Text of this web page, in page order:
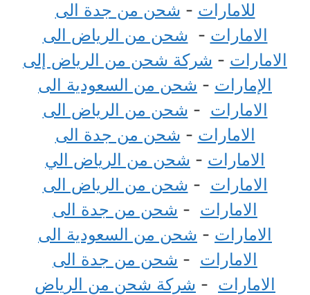
للامارات - شحن من جدة الى
الامارات - شحن من الرياض الى
الامارات - شركة شحن من الرياض إلى
الإمارات - شحن من السعودية الى
الامارات - شحن من الرياض الى
الامارات - شحن من جدة الى
الامارات - شحن من الرياض الي
الامارات - شحن من الرياض الى
الامارات - شحن من جدة الى
الامارات - شحن من السعودية الى
الامارات - شحن من جدة الى
الامارات - شركة شحن من الرياض